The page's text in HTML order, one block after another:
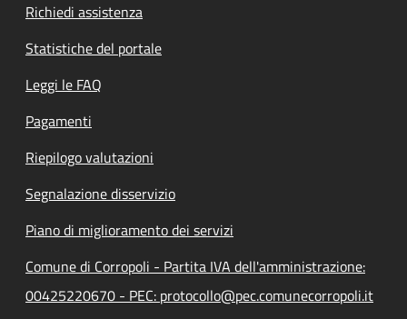
Richiedi assistenza
Statistiche del portale
Leggi le FAQ
Pagamenti
Riepilogo valutazioni
Segnalazione disservizio
Piano di miglioramento dei servizi
Comune di Corropoli - Partita IVA dell'amministrazione:
00425220670 - PEC: protocollo@pec.comunecorropoli.it